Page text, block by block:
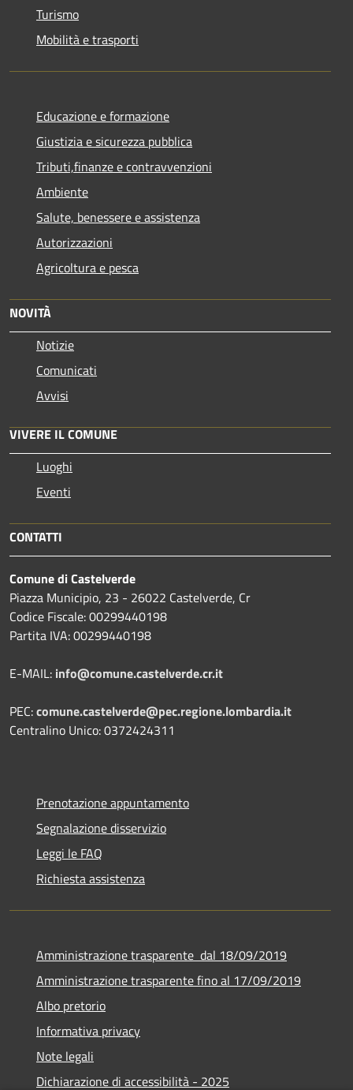
Turismo
Mobilità e trasporti
Educazione e formazione
Giustizia e sicurezza pubblica
Tributi,finanze e contravvenzioni
Ambiente
Salute, benessere e assistenza
Autorizzazioni
Agricoltura e pesca
NOVITÀ
Notizie
Comunicati
Avvisi
VIVERE IL COMUNE
Luoghi
Eventi
CONTATTI
Comune di Castelverde
Piazza Municipio, 23 - 26022 Castelverde, Cr
Codice Fiscale: 00299440198
Partita IVA: 00299440198
E-MAIL: info@comune.castelverde.cr.it
PEC:comune.castelverde@pec.regione.lombardia.it
Centralino Unico: 0372424311
Prenotazione appuntamento
Segnalazione disservizio
Leggi le FAQ
Richiesta assistenza
Amministrazione trasparente dal 18/09/2019
Amministrazione trasparente fino al 17/09/2019
Albo pretorio
Informativa privacy
Note legali
Dichiarazione di accessibilità - 2025